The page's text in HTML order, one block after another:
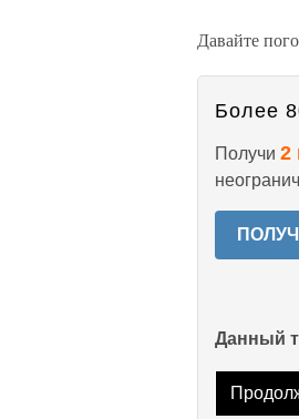
Давайте
Более
Получи 2
Данный